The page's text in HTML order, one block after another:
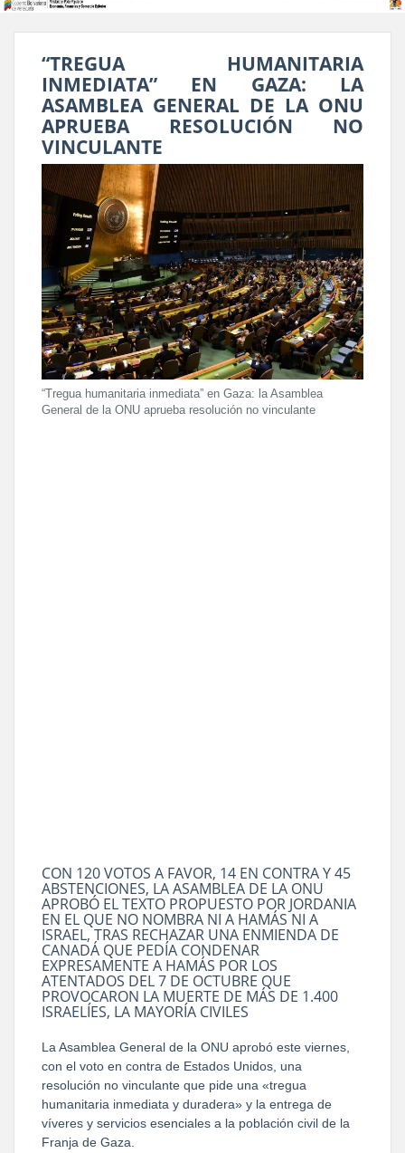
“TREGUA HUMANITARIA
INMEDIATA” EN GAZA: LA
ASAMBLEA GENERAL DE LA ONU
APRUEBA RESOLUCIÓN NO
VINCULANTE
“Tregua humanitaria inmediata” en Gaza: la Asamblea
General de la ONU aprueba resolución no vinculante
CON 120 VOTOS A FAVOR, 14 EN CONTRA Y 45
ABSTENCIONES, LA ASAMBLEA DE LA ONU
APROBÓ EL TEXTO PROPUESTO POR JORDANIA
EN EL QUE NO NOMBRA NI A HAMÁS NI A
ISRAEL, TRAS RECHAZAR UNA ENMIENDA DE
CANADÁ QUE PEDÍA CONDENAR
EXPRESAMENTE A HAMÁS POR LOS
ATENTADOS DEL 7 DE OCTUBRE QUE
PROVOCARON LA MUERTE DE MÁS DE 1.400
ISRAELÍES, LA MAYORÍA CIVILES
La Asamblea General de la ONU aprobó este viernes,
con el voto en contra de Estados Unidos, una
resolución no vinculante que pide una «tregua
humanitaria inmediata y duradera» y la entrega de
víveres y servicios esenciales a la población civil de la
Franja de Gaza.